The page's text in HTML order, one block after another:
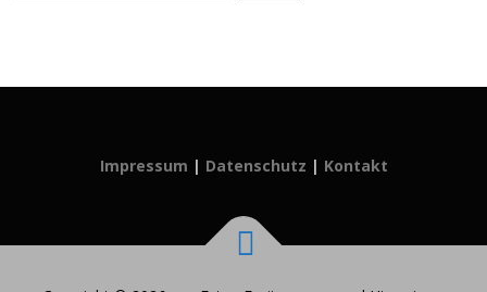
Impressum | Datenschutz | Kontakt